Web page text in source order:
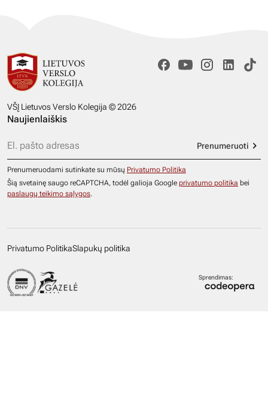
VŠĮ Lietuvos Verslo Kolegija © 2026
Naujienlaiškis
Prenumeruoti
Prenumeruodami sutinkate su mūsų Privatumo Politika
Šią svetainę saugo reCAPTCHA, todėl galioja Google privatumo politika bei
paslaugų teikimo sąlygos.
Privatumo PolitikaSlapukų politika
Sprendimas: